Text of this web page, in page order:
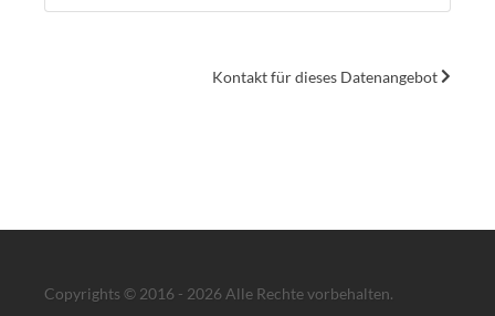
Kontakt für dieses Datenangebot
Copyrights © 2016 - 2026 Alle Rechte vorbehalten.